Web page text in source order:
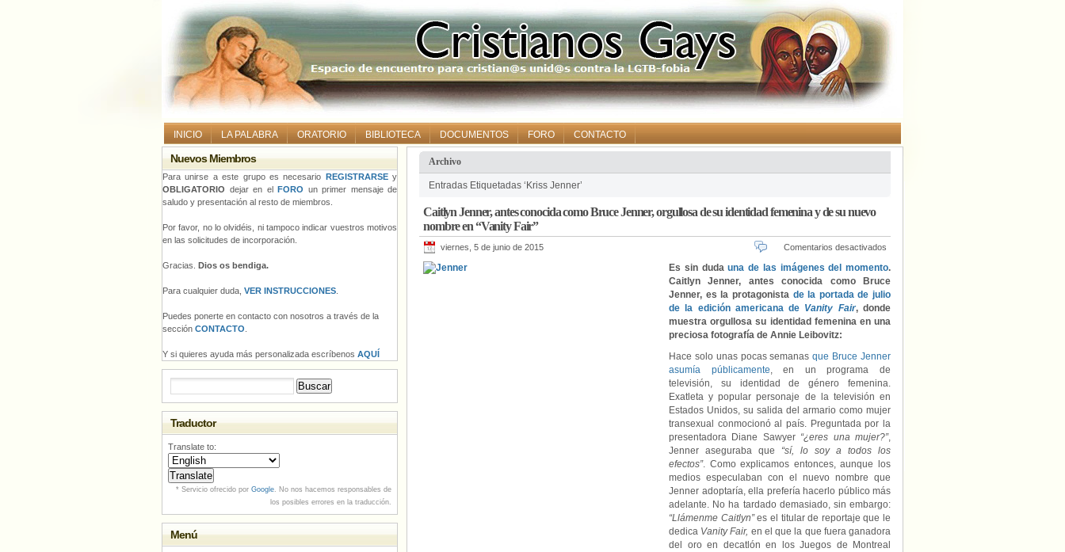
INICIO LA PALABRA ORATORIO BIBLIOTECA DOCUMENTOS FORO CONTACTO
Archivo
Entradas Etiquetadas ‘Kriss Jenner’
Caitlyn Jenner, antes conocida como Bruce Jenner, orgullosa de su identidad femenina y de su nuevo
nombre en “Vanity Fair”
viernes, 5 de junio de 2015 Comentarios desactivados
Es sin dudauna de las imágenes del momento.
Caitlyn Jenner, antes conocida como Bruce
Jenner, es la protagonista de la portada de julio
de la edición americana de Vanity Fair, donde
muestra orgullosa su identidad femenina en una
preciosa fotografía de Annie Leibovitz:
Hace solo unas pocas semanasque Bruce Jenner
asumía públicamente, en un programa de
televisión, su identidad de género femenina.
Exatleta y popular personaje de la televisión en
Estados Unidos, su salida del armario como mujer
transexual conmocionó al país. Preguntada por la
presentadora Diane Sawyer “¿eres una mujer?”,
Jenner aseguraba que “sí, lo soy a todos los
efectos”. Como explicamos entonces, aunque los
medios especulaban con el nuevo nombre que
Jenner adoptaría, ella prefería hacerlo público más
adelante. No ha tardado demasiado, sin embargo:
“Llámenme Caitlyn”es el titular de reportaje que le
dedica Vanity Fair, en el que la que fuera ganadora
del oro en decatlón en los Juegos de Montreal
Nuevos Miembros
Para unirse a este grupo es necesario REGISTRARSEy
OBLIGATORIO dejar en el FORO un primer mensaje de
saludo y presentación al resto de miembros.
Por favor, no lo olvidéis, ni tampoco indicar vuestros motivos
en las solicitudes de incorporación.
Gracias. Dios os bendiga.
Para cualquier duda, VER INSTRUCCIONES
Puedes ponerte en contacto con nosotros a través de la
sección CONTACTO
Y si quieres ayuda más personalizada escríbenos AQUÍ
Traductor
Translate to:
* Servicio ofrecido por Google. No nos hacemos responsables de
los posibles errores en la traducción.
Menú